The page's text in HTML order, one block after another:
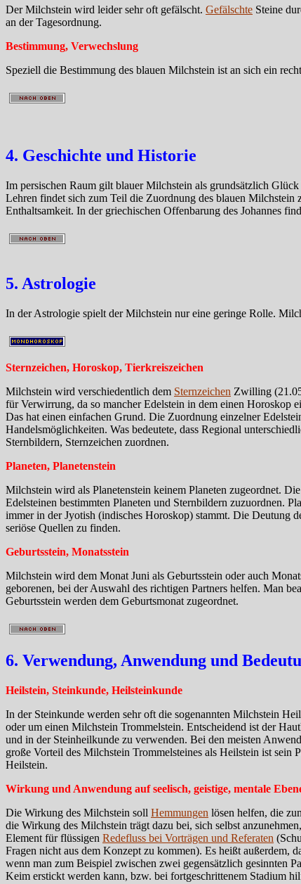
Der Milchstein wird leider sehr oft gefälscht. Gefälschte Steine
an der Tagesordnung.
Bestimmung, Verwechslung
Speziell die Bestimmung des blauen Milchstein ist an sich ein
4. Geschichte und Historie
Im persischen Raum gilt blauer Milchstein als grundsätzlich
Lehren findet sich zum Teil die Zuordnung des blauen
Enthaltsamkeit. In der griechischen Offenbarung des Johannes
5. Astrologie
In der Astrologie spielt der Milchstein nur eine geringe Rolle.
Sternzeichen, Horoskop, Tierkreiszeichen
Milchstein wird verschiedentlich dem Sternzeichen Zwilling
für Verwirrung, da so mancher Edelstein in dem einen Horoskop
Das hat einen einfachen Grund. Die Zuordnung einzelner
Handelsmöglichkeiten. Was bedeutete, dass Regional
Sternbildern, Sternzeichen zuordnen.
Planeten, Planetenstein
Milchstein wird als Planetenstein keinem Planeten zugeordnet.
Edelsteinen bestimmten Planeten und Sternbildern zuzuordnen.
immer in der Jyotish (indisches Horoskop) stammt. Die Deutung
seriöse Quellen zu finden.
Geburtsstein, Monatsstein
Milchstein wird dem Monat Juni als Geburtsstein oder auch
geborenen, bei der Auswahl des richtigen Partners helfen. Man
Geburtsstein werden dem Geburtsmonat zugeordnet.
6. Verwendung, Anwendung und
Heilstein, Steinkunde, Heilsteinkunde
In der Steinkunde werden sehr oft die sogenannten Milchstein
oder um einen Milchstein Trommelstein. Entscheidend ist der
und in der Steinheilkunde zu verwenden. Bei den meisten
große Vorteil des Milchstein Trommelsteines als Heilstein ist
Heilstein.
Wirkung und Anwendung auf seelisch, geistige, mentale
Die Wirkung des Milchstein soll Hemmungen lösen helfen, die
die Wirkung des Milchstein trägt dazu bei, sich selbst
Element für flüssigen Redefluss bei Vorträgen und Referaten
Fragen nicht aus dem Konzept zu kommen). Es heißt außerdem,
wenn man zum Beispiel zwischen zwei gegensätzlich gesinnten
Keim erstickt werden kann, bzw. bei fortgeschrittenem Stadium